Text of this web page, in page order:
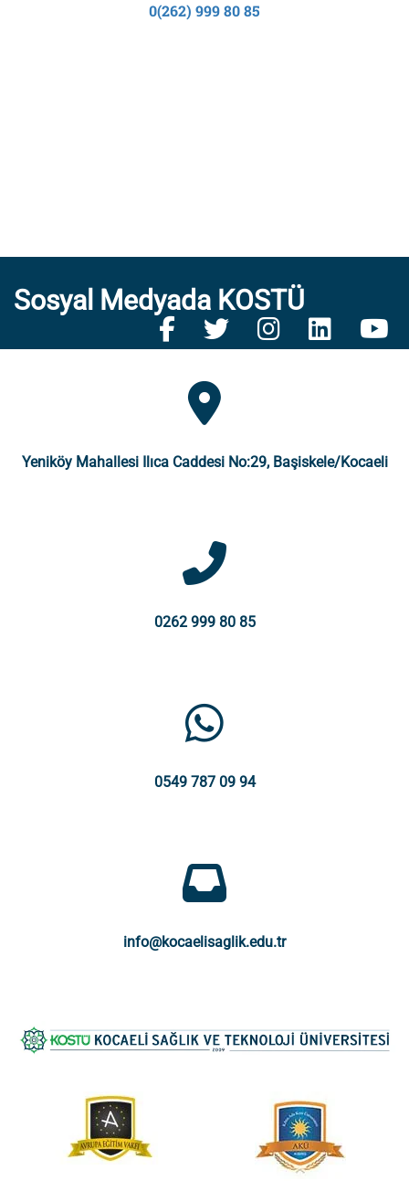
0(262) 999 80 85
Sosyal Medyada KOSTÜ
Yeniköy Mahallesi Ilıca Caddesi No:29, Başiskele/Kocaeli
0262 999 80 85
0549 787 09 94
info@kocaelisaglik.edu.tr